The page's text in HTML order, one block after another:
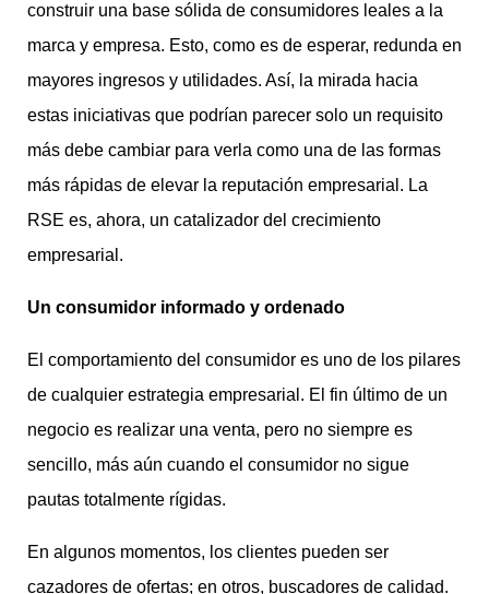
construir una base sólida de consumidores leales a la
marca y empresa. Esto, como es de esperar, redunda en
mayores ingresos y utilidades. Así, la mirada hacia
estas iniciativas que podrían parecer solo un requisito
más debe cambiar para verla como una de las formas
más rápidas de elevar la reputación empresarial. La
RSE es, ahora, un catalizador del crecimiento
empresarial.
Un consumidor informado y ordenado
El comportamiento del consumidor es uno de los pilares
de cualquier estrategia empresarial. El fin último de un
negocio es realizar una venta, pero no siempre es
sencillo, más aún cuando el consumidor no sigue
pautas totalmente rígidas.
En algunos momentos, los clientes pueden ser
cazadores de ofertas; en otros, buscadores de calidad.